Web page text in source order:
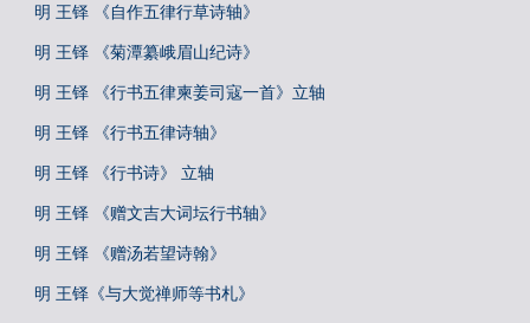
明 王铎 《自作五律行草诗轴》
明 王铎 《菊潭纂峨眉山纪诗》
明 王铎 《行书五律柬姜司寇一首》立轴
明 王铎 《行书五律诗轴》
明 王铎 《行书诗》 立轴
明 王铎 《赠文吉大词坛行书轴》
明 王铎 《赠汤若望诗翰》
明 王铎《与大觉禅师等书札》